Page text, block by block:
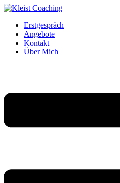
Erstgespräch
Angebote
Kontakt
Über Mich